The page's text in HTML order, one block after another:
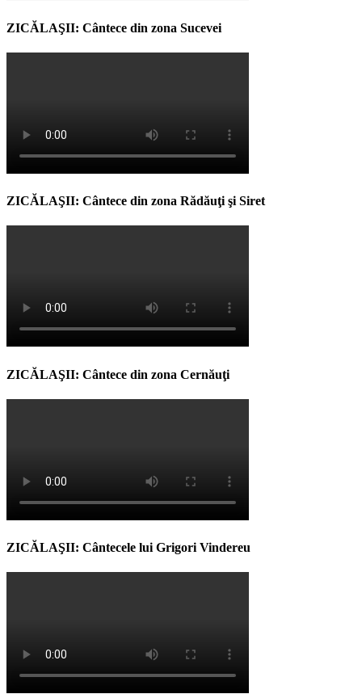
ZICĂLAŞII: Cântece din zona Sucevei
ZICĂLAŞII: Cântece din zona Rădăuţi şi Siret
ZICĂLAŞII: Cântece din zona Cernăuţi
ZICĂLAŞII: Cântecele lui Grigori Vindereu